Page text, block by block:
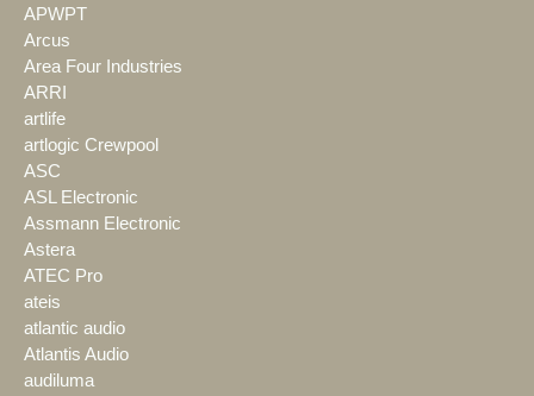
APWPT
Arcus
Area Four Industries
ARRI
artlife
artlogic Crewpool
ASC
ASL Electronic
Assmann Electronic
Astera
ATEC Pro
ateis
atlantic audio
Atlantis Audio
audiluma